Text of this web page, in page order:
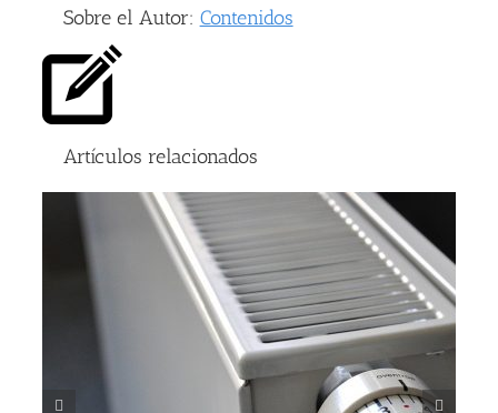
Sobre el Autor: Contenidos
Artículos relacionados